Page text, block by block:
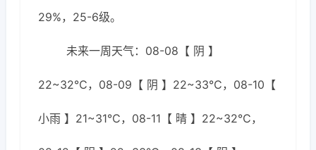
29%，25-6级。
未来一周天气：08-08【 阴 】
22~32℃，08-09【 阴 】22~33℃，08-10【
小雨 】21~31℃，08-11【 晴 】22~32℃，